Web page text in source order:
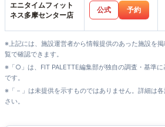
エニタイムフィット
ネス多摩センター店
公式 予約
※上記には、施設運営者から情報提供のあった施設を
覧で確認できます。
※「○」は、FIT PALETTE編集部が独自の調査・基準
です。
※「－」は未提供を示すものではありません。詳細は
さい。